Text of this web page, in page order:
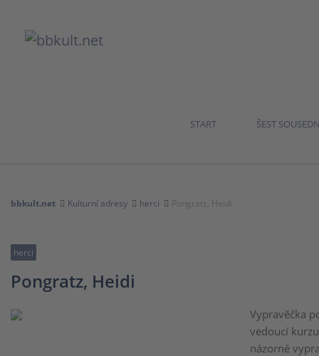
START ŠEST
bbkult.net Kulturní adresy herci Pongratz, Heidi
herci
Pongratz, Heidi
Vypravěčka
vedoucí
názorné